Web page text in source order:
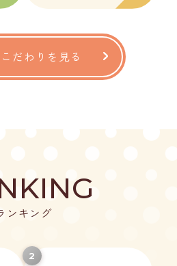
だわりを見る
ンキング
2